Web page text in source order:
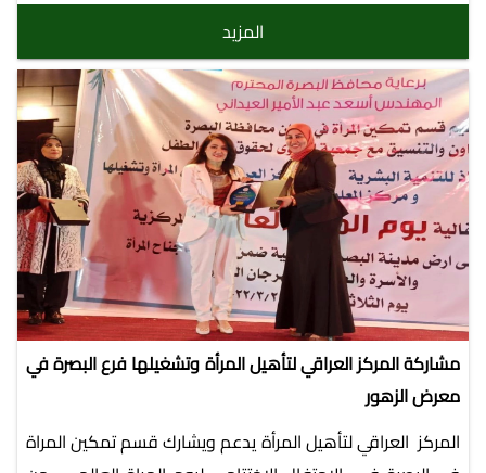
المزيد
مشاركة المركز العراقي لتأهيل المرأة وتشغيلها فرع البصرة في
معرض الزهور
المركز العراقي لتأهيل المرأة يدعم ويشارك قسم تمكين المراة